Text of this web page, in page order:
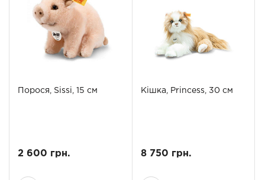
Порося, Sissi, 15 см
2 600 грн.
Кішка, Princess, 30 см
8 750 грн.